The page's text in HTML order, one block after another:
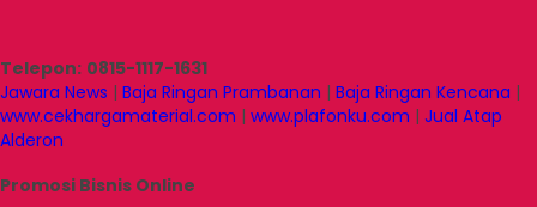
Telepon: 0815-1117-1631
Jawara News | Baja Ringan Prambanan | Baja Ringan Kencana |
www.cekhargamaterial.com | www.plafonku.com | Jual Atap
Alderon
Promosi Bisnis Online